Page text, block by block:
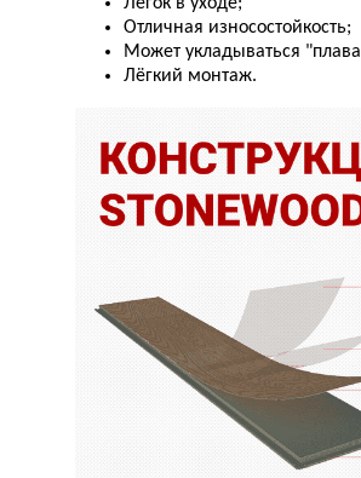
Отличная износостойкость;
Может укладываться
Лёгкий монтаж.